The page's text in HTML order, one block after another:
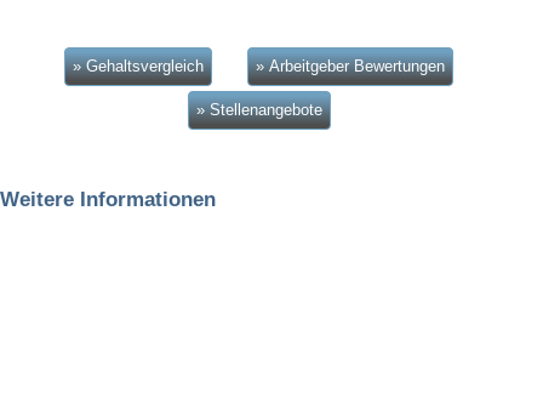
» Gehaltsvergleich » Arbeitgeber Bewertungen
» Stellenangebote
Weitere Informationen